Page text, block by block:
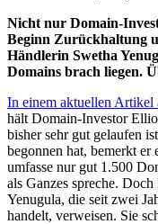
Nicht nur Domain-
Beginn Zurückhaltung
Händlerin Swetha
Domains brach liegen.
In einem aktuellen Artikel
hält Domain-Investor
bisher sehr gut gelaufen
begonnen hat, bemerkt
umfasse nur gut 1.500
als Ganzes spreche.
Yenugula, die seit zwei
handelt, verweisen. Sie